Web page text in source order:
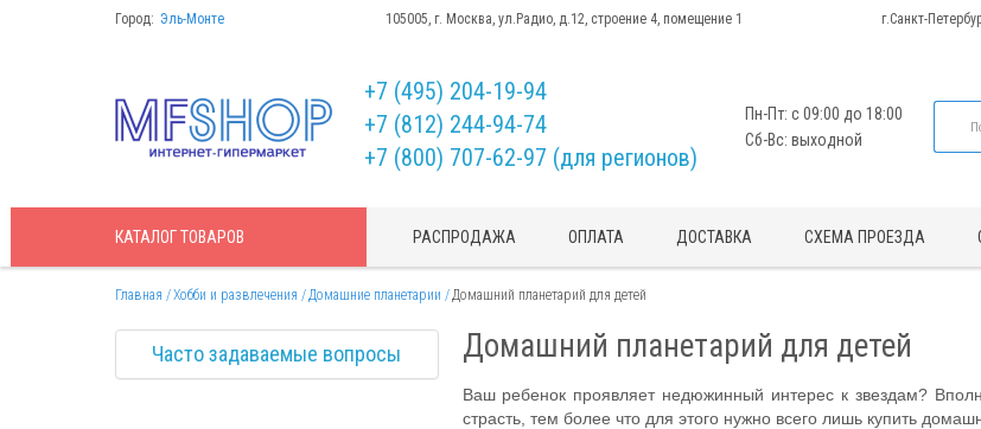
Город: Эль-Монте 105005, г. Москва, ул.Радио, д.12, строение 4, помещение 1 г.Санкт-
+7 (495) 204-19-94
+7 (812) 244-94-74
+7 (800) 707-62-97 (для регионов)
Пн-Пт: с 09:00 до 18:00
Сб-Вс: выходной
КАТАЛОГТОВАРОВ РАСПРОДАЖА ОПЛАТА ДОСТАВКА СХЕМА ПРОЕЗДА
Главная Хобби и развлечения Домашние планетарии Домашний планетарий для детей
Часто задаваемые вопросы Домашний планетарий для детей
Ваш ребенок проявляет недюжинный интерес к звездам?
страсть, тем более что для этого нужно всего лишь купить